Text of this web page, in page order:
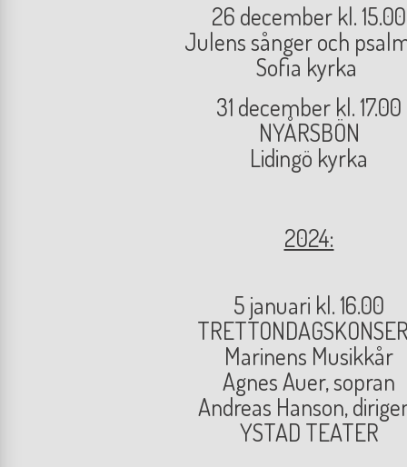
26 december kl. 15.00
Julens sånger och
Sofia kyrka
31 december kl. 17.00
NYÅRSBÖN
Lidingö kyrka
2024:
5 januari kl. 16.00
Marinens Musikkår
Agnes Auer, sopran
Andreas Hanson,
YSTAD TEATER